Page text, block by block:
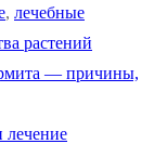
, лечебные
растений
— причины,